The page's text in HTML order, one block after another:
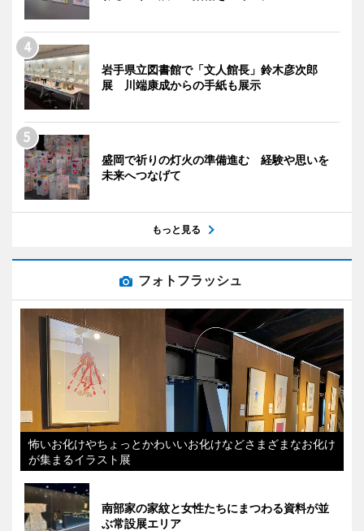
岩手県立図書館で「文人館長」鈴木彦次郎
展 川端康成からの手紙も展示
盛岡で祈りの灯火の準備進む 経験や思いを
未来へつなげて
もっと見る
フォトフラッシュ
怖いお化けやちょっとかわいいお化けなどさまざまなお化け
が集まるイラスト展
南部家の家紋と女性たちにまつわる資料が並
ぶ常設展エリア